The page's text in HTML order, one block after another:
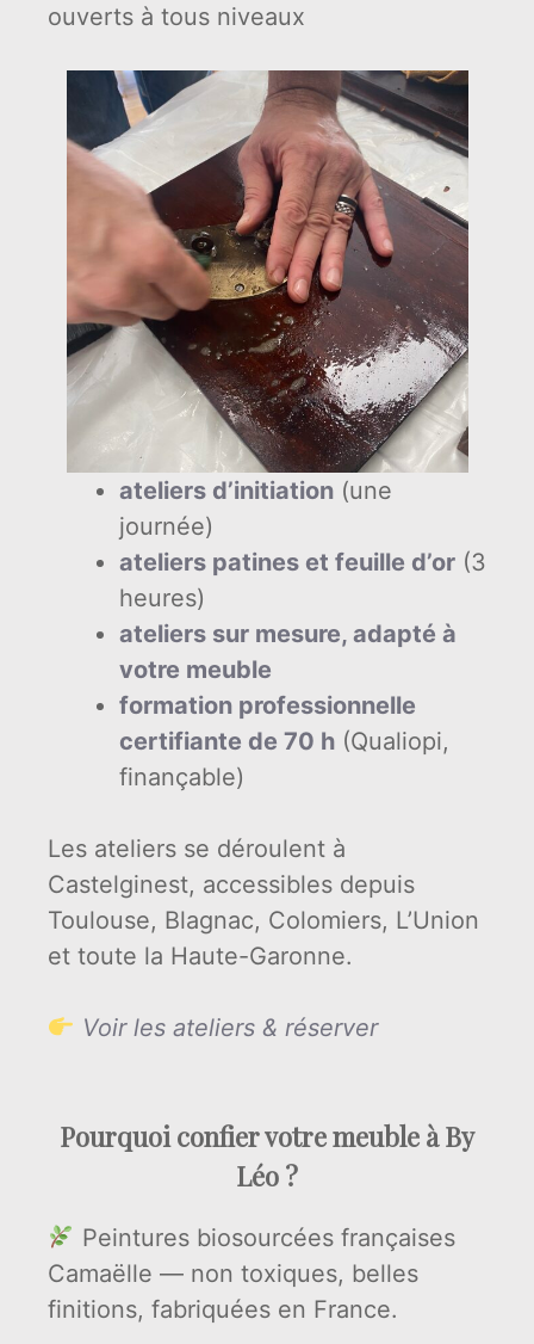
ouverts à tous niveaux
ateliers d’initiation (une
journée)
ateliers patines et feuille d’or (3
heures)
ateliers sur mesure, adapté à
votre meuble
formation professionnelle
certifiante de 70 h (Qualiopi,
finançable)
Les ateliers se déroulent à
Castelginest, accessibles depuis
Toulouse, Blagnac, Colomiers, L’Union
et toute la Haute-Garonne.
Voir les ateliers & réserver
Pourquoi confier votre meuble à By
Léo ?
Peintures biosourcées françaises
Camaëlle — non toxiques, belles
finitions, fabriquées en France.